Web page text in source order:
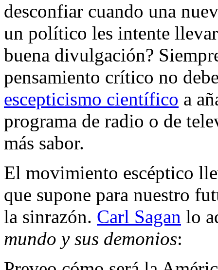
desconfiar cuando una
un político les intente
buena divulgación?
pensamiento crítico no
escepticismo científico a
programa de radio o de
más sabor.
El movimiento escéptico
que supone para nuestro
la sinrazón. Carl Sagan lo
mundo y sus demonios: